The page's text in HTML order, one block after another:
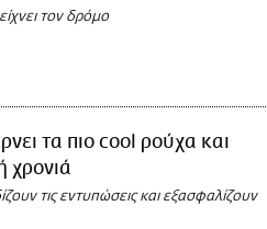
τον δρόμο
τα πιο cool ρούχα και
χρονιά
τις εντυπώσεις και εξασφαλίζουν